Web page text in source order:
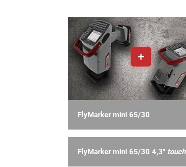
FlyMarker mini 65/30
FlyMarker mini 65/30 4,3" touch